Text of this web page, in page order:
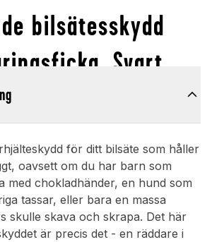
bilsätesskydd
Svart
för ditt bilsäte som håller
oavsett om du har barn som
med chokladhänder, en hund som
tassar, eller bara en massa
skulle skava och skrapa. Det här
är precis det - en räddare i